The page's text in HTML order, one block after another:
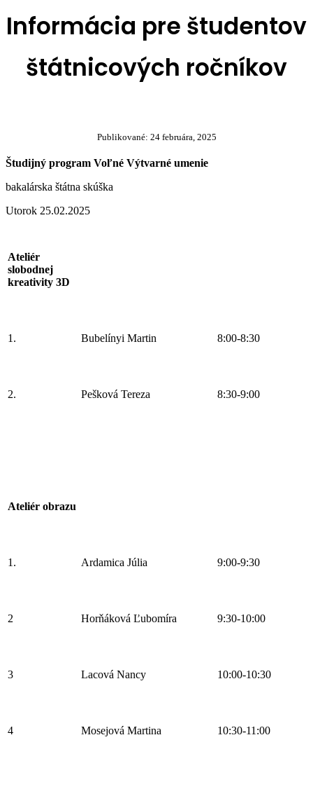
Informácia pre študentov
štátnicových ročníkov
Publikované: 24 februára, 2025
Študijný program Voľné Výtvarné umenie
bakalárska štátna skúška
Utorok 25.02.2025
Ateliér
slobodnej
kreativity 3D
1. Bubelínyi Martin 8:00-8:30
2. Pešková Tereza 8:30-9:00
Ateliér obrazu
1. Ardamica Júlia 9:00-9:30
2 Horňáková Ľubomíra 9:30-10:00
3 Lacová Nancy 10:00-10:30
4 Mosejová Martina 10:30-11:00